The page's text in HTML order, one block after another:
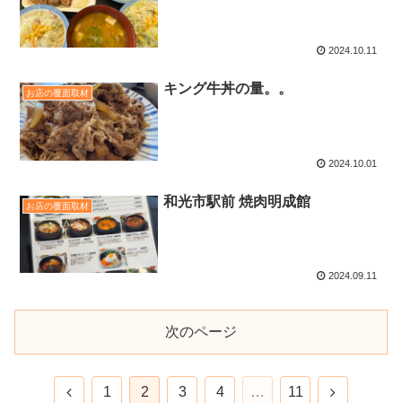
2024.10.11
お店の覆面取材 キング牛丼の量。。
2024.10.01
お店の覆面取材 和光市駅前 焼肉明成館
2024.09.11
次のページ
1 2 3 4 … 11